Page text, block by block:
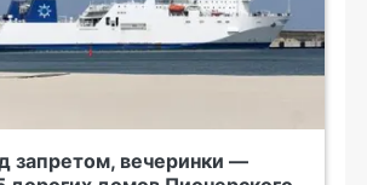
запретом, вечеринки —